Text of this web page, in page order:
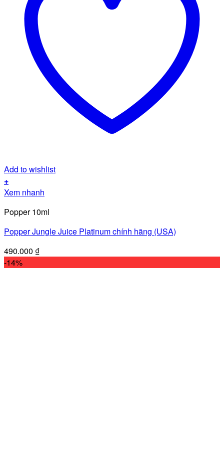
Add to wishlist
+
Xem nhanh
Popper 10ml
Popper Jungle Juice Platinum chính hãng (USA)
490.000 ₫
-14%